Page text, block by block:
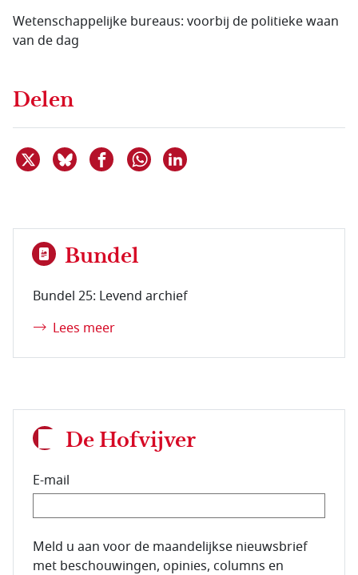
Wetenschappelijke bureaus: voorbij de politieke waan
van de dag
Delen
Deel dit item op X
Deel dit item op Bluesky
Deel dit item op Facebook
Delen via WhatsApp
Bundel
Bundel 25: Levend archief
Lees meer
De Hofvijver
E-mail
E-mailadres van de abonnee.
Meld u aan voor de maandelijkse nieuwsbrief
met beschouwingen, opinies, columns en